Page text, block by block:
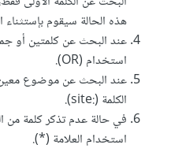
هذه الحالة سيقوم بإستثناء
عند البحث عن كلمتين أو
استخدام (OR).
عند البحث عن موضوع
الكلمة (:site).
في حالة عدم تذكر كلمة من
استخدام العلامة (*).